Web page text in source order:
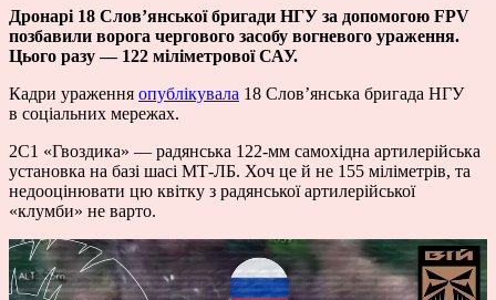
Дронарі 18 Словʼянської бригади НГУ за допомогою FPV
позбавили ворога чергового засобу вогневого ураження.
Цього разу — 122 міліметрової САУ.
Кадри ураження опублікувала 18 Словʼянська бригада НГУ
в соціальних мережах.
2С1 «Гвоздика» — радянська 122-мм самохідна артилерійська
установка на базі шасі МТ-ЛБ. Хоч це й не 155 міліметрів, та
недооцінювати цю квітку з радянської артилерійської
«клумби» не варто.